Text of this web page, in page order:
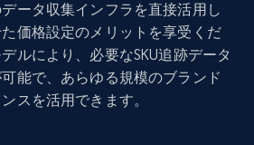
- Discovery products by
URL
code, Model number,
name, Manufacturer,
ータ収集インフラを直接活用し
価格設定のメリットを享受くだ
ルにより、必要なSKU追跡データ
能で、あらゆる規模のブランド
スを活用できます。